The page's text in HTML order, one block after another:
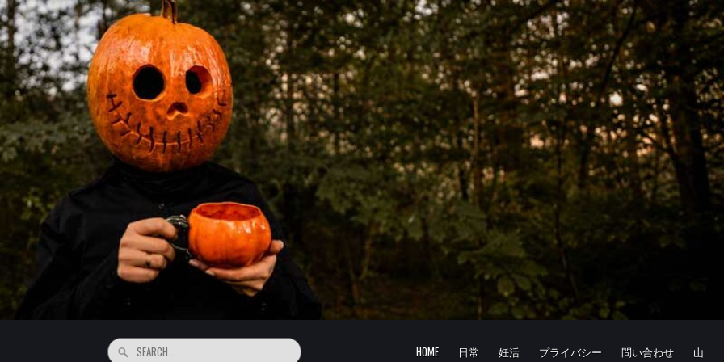
Search
HOME 日常 妊活 プライバシー 問い合わせ 山